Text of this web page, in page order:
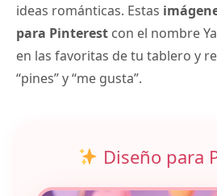
ideas románticas. Estas
para Pinterest con el nombre
en las favoritas de tu tablero y
“pines” y “me gusta”.
Diseño para